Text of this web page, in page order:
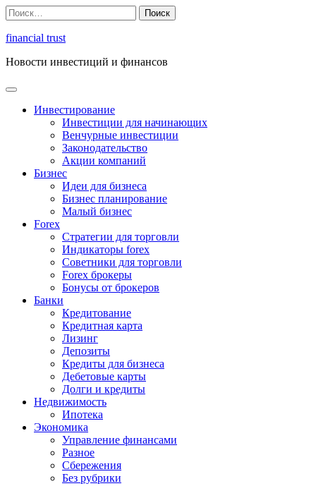
Перейти
к
содержимому
Найти:
financial trust
Новости инвестиций и финансов
Инвестирование
Инвестиции для начинающих
Венчурные инвестиции
Законодательство
Акции компаний
Бизнес
Идеи для бизнеса
Бизнес планирование
Малый бизнес
Forex
Стратегии для торговли
Индикаторы forex
Советники для торговли
Forex брокеры
Бонусы от брокеров
Банки
Кредитование
Кредитная карта
Лизинг
Депозиты
Кредиты для бизнеса
Дебетовые карты
Долги и кредиты
Недвижимость
Ипотека
Экономика
Управление финансами
Разное
Сбережения
Без рубрики